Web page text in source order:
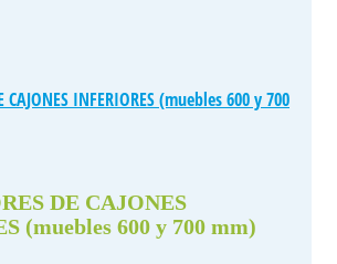
CAJONES INFERIORES (muebles 600 y 700
DE CAJONES
(muebles 600 y 700 mm)